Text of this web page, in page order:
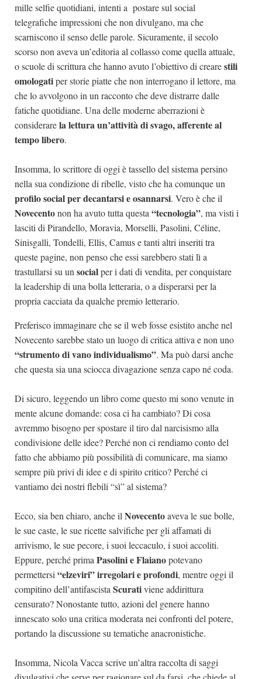
mille selfie quotidiani, intenti a postare sul social
telegrafiche impressioni che non divulgano, ma che
scarniscono il senso delle parole. Sicuramente, il secolo
scorso non aveva un’editoria al collasso come quella attuale,
o scuole di scrittura che hanno avuto l’obiettivo di crearestili
omologatiper storie piatte che non interrogano il lettore, ma
che lo avvolgono in un racconto che deve distrarre dalle
fatiche quotidiane. Una delle moderne aberrazioni è
considerarela lettura un’attività di svago, afferente al
tempo libero.
Insomma, lo scrittore di oggi è tassello del sistema persino
nella sua condizione di ribelle, visto che ha comunque un
profilo social per decantarsi e osannarsi. Vero è che il
Novecentonon ha avuto tutta questa “tecnologia”, ma visti i
lasciti di Pirandello, Moravia, Morselli, Pasolini, Céline,
Sinisgalli, Tondelli, Ellis, Camus e tanti altri inseriti tra
queste pagine, non penso che essi sarebbero stati lì a
trastullarsi su un socialper i dati di vendita, per conquistare
la leadership di una bolla letteraria, o a disperarsi per la
propria cacciata da qualche premio letterario.
Preferisco immaginare che se il web fosse esistito anche nel
Novecento sarebbe stato un luogo di critica attiva e non uno
“strumento di vano individualismo”. Ma può darsi anche
che questa sia una sciocca divagazione senza capo né coda.
Di sicuro, leggendo un libro come questo mi sono venute in
mente alcune domande: cosa ci ha cambiato? Di cosa
avremmo bisogno per spostare il tiro dal narcisismo alla
condivisione delle idee? Perché non ci rendiamo conto del
fatto che abbiamo più possibilità di comunicare, ma siamo
sempre più privi di idee e di spirito critico? Perché ci
vantiamo dei nostri flebili “sì” al sistema?
Ecco, sia ben chiaro, anche il Novecentoaveva le sue bolle,
le sue caste, le sue ricette salvifiche per gli affamati di
arrivismo, le sue pecore, i suoi leccaculo, i suoi accoliti.
Eppure, perché prima Pasolini e Flaianopotevano
permettersi “elzeviri” irregolari e profondi, mentre oggi il
compitino dell’antifascista Scurativiene addirittura
censurato? Nonostante tutto, azioni del genere hanno
innescato solo una critica moderata nei confronti del potere,
portando la discussione su tematiche anacronistiche.
Insomma, Nicola Vacca scrive un’altra raccolta di saggi